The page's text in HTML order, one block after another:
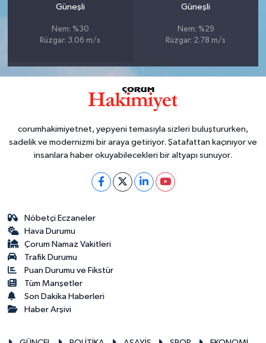
Güneşli
Nem: %30
Rüzgar: 3.06 m/s
Güneşli
Nem: %29
Rüzgar: 2.78 m/s
corumhakimiyetnet, yepyeni temasıyla sizleri buluştururken,
sadelik ve modernizmi bir araya getiriyor. Şatafattan kaçınıyor ve
insanlara haber okuyabilecekleri bir altyapı sunuyor.
Nöbetçi Eczaneler
Hava Durumu
Çorum Namaz Vakitleri
Trafik Durumu
Puan Durumu ve Fikstür
Tüm Manşetler
Son Dakika Haberleri
Haber Arşivi